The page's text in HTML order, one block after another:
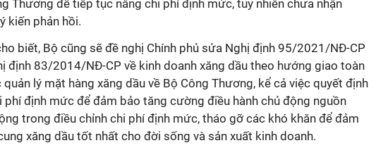
Thương để tiếp tục nâng chi phí định mức, tuy nhiên chưa nhận
kiến phản hồi.
biết, Bộ cũng sẽ đề nghị Chính phủ sửa Nghị định 95/2021/NĐ-CP
định 83/2014/NĐ-CP về kinh doanh xăng dầu theo hướng giao toàn
lý mặt hàng xăng dầu về Bộ Công Thương, kể cả việc quyết định
phí định mức để đảm bảo tăng cường điều hành chủ động nguồn
trong điều chỉnh chi phí định mức, tháo gỡ các khó khăn để đảm
xăng dầu tốt nhất cho đời sống và sản xuất kinh doanh.